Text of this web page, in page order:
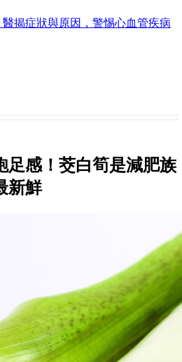
揭症狀與原因，警惕心血管疾病
足感！茭白筍是減肥族
新鮮